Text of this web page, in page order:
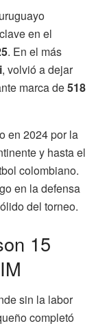
en el
. En el más
, volvió a dejar
marca de518
en 2024 por la
y hasta el
colombiano.
en la defensa
del torneo.
15
sin la labor
completó